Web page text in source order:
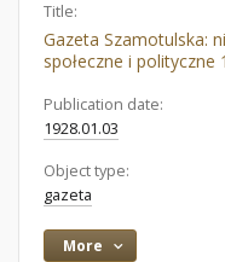
Title:
Gazeta Szamotulska:
społeczne i polityczne
Publication date:
1928.01.03
Object type:
gazeta
More